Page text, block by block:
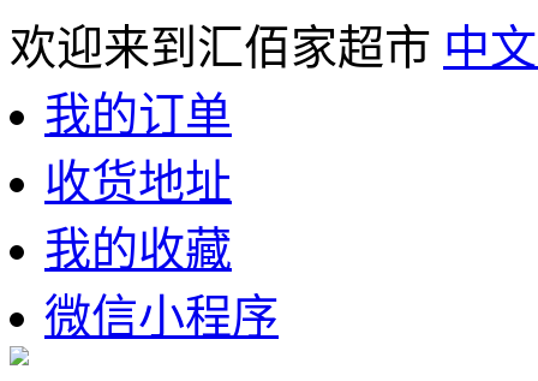
欢迎来到汇佰家超市 中
我的订单
收货地址
我的收藏
微信小程序